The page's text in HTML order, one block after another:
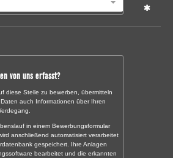
von uns erfasst?
diese Stelle zu bewerben, übermitteln
auch Informationen über Ihren
in einem Bewerbungsformular
anschließend automatisiert verarbeitet
gespeichert. Ihre Anlagen
bearbeitet und die erkannten